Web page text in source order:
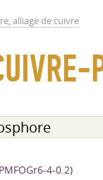
alliage de cuivre
4-0.2)